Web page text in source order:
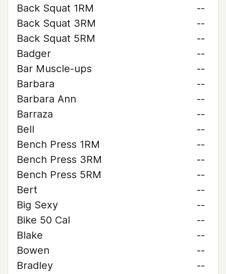
Back Squat 1RM
--
Back Squat 3RM
--
Back Squat 5RM
--
Badger
--
Bar Muscle-ups
--
Barbara
--
Barbara Ann
--
Barraza
--
Bell
--
Bench Press 1RM
--
Bench Press 3RM
--
Bench Press 5RM
--
Bert
--
Big Sexy
--
Bike 50 Cal
--
Blake
--
Bowen
--
Bradley
--